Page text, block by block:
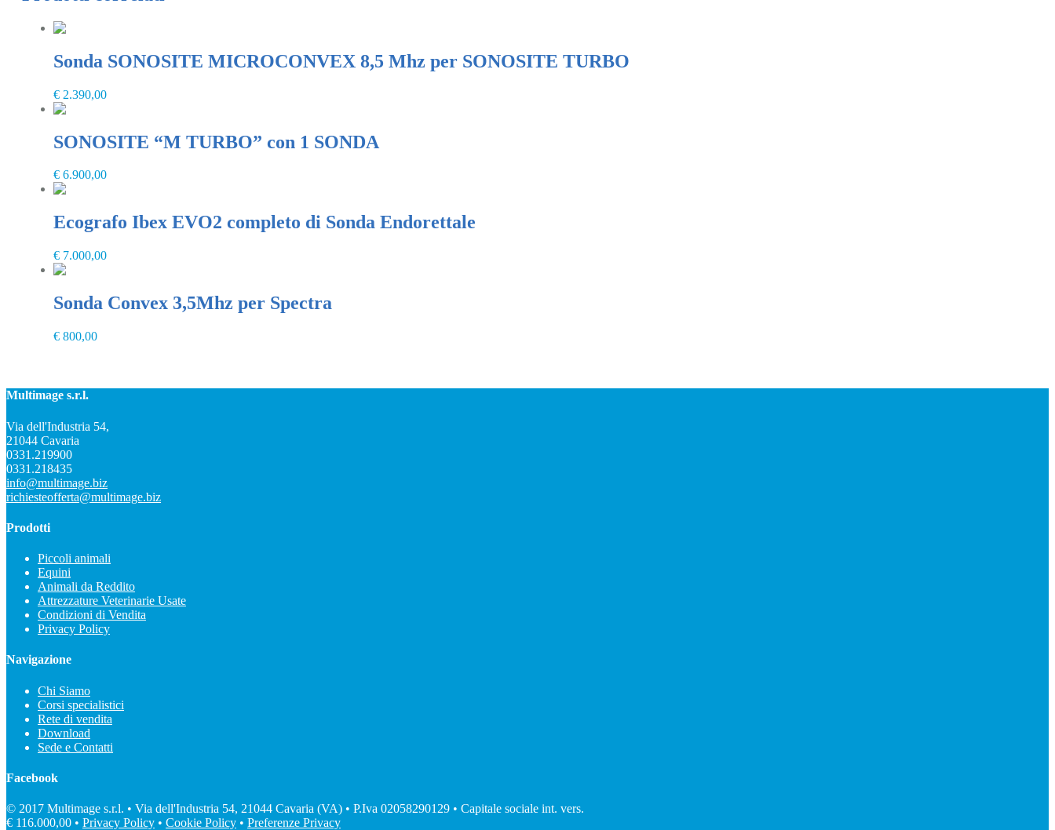
Sonda SONOSITE MICROCONVEX 8,5 Mhz per SONOSITE TURBO
€ 2.390,00
SONOSITE “M TURBO” con 1 SONDA
€ 6.900,00
Ecografo Ibex EVO2 completo di Sonda Endorettale
€ 7.000,00
Sonda Convex 3,5Mhz per Spectra
€ 800,00
Multimage s.r.l.
Via dell'Industria 54,
21044 Cavaria
0331.219900
0331.218435
info@multimage.biz
richiesteofferta@multimage.biz
Prodotti
Piccoli animali
Equini
Animali da Reddito
Attrezzature Veterinarie Usate
Condizioni di Vendita
Privacy Policy
Navigazione
Chi Siamo
Corsi specialistici
Rete di vendita
Download
Sede e Contatti
Facebook
© 2017 Multimage s.r.l. • Via dell'Industria 54, 21044 Cavaria (VA) • P.Iva 02058290129 • Capitale sociale int. vers.
€ 116.000,00 • Privacy Policy • Cookie Policy • Preferenze Privacy